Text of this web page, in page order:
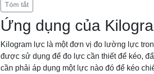
Tóm tắt
Ứng dụng của
Kilogram lực là một đơn vị đo lường lực
được sử dụng để đo lực cần thiết để kéo,
cần phải áp dụng một lực nào đó để kéo